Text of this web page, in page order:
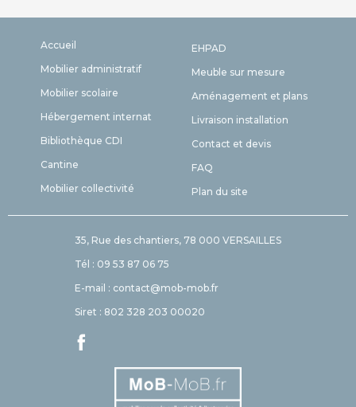
Accueil
Mobilier administratif
Mobilier scolaire
Hébergement internat
Bibliothèque CDI
Cantine
Mobilier collectivité
EHPAD
Meuble sur mesure
Aménagement et plans
Livraison installation
Contact et devis
FAQ
Plan du site
35, Rue des chantiers, 78 000 VERSAILLES
Tél : 09 53 87 06 75
E-mail : contact@mob-mob.fr
Siret : 802 328 203 00020